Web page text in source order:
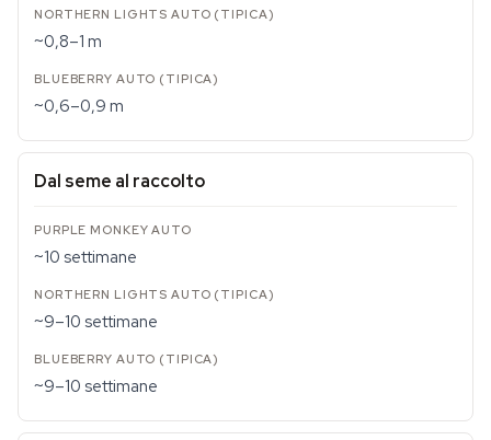
~0,8–1 m
~0,6–0,9 m
Dal seme al raccolto
~10 settimane
~9–10 settimane
~9–10 settimane